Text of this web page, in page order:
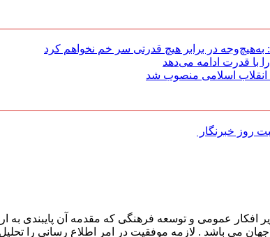
در برابر هیچ قدرتی سر خم نخواهم کرد
با قدرت ادامه می‌دهد
انقلاب اسلامی منصوب شد
روز خبرنگار
افکار عمومی و توسعه فرهنگی که مقدمه آن پایبندی به
جهان می باشد . لازمه موفقیت در امر اطلاع رسانی را